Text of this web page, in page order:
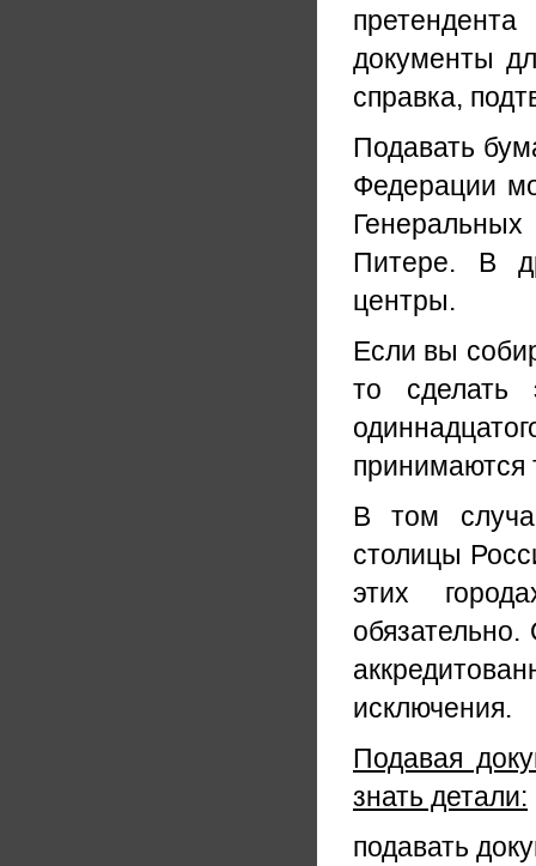
документы
справка,
Подавать
Федерации
Питере. В
центры.
Если вы
то
принимаются
В том
столицы
этих
исключения.
Подавая
знать детали:
подавать